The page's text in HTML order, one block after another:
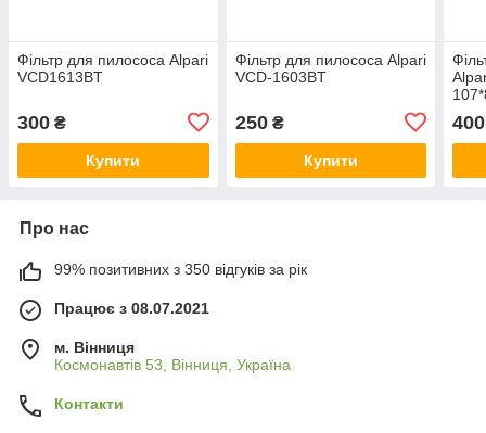
Фільтр для пилососа Alpari
VCD1613BT
300 ₴
Купити
Фільтр для пилососа Alpari
VCD-1603BT
250₴
Купити
400
Про нас
99% позитивних з 350 відгуків за рік
Працює з 08.07.2021
м. Вінниця
Космонавтів 53, Вінниця, Україна
Контакти